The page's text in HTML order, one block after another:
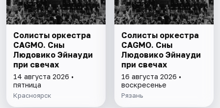
Солисты оркестра
CAGMO. Сны
Людовико Эйнауди
при свечах
14 августа 2026 •
пятница
Красноярск
Солисты оркестра
CAGMO. Сны
Людовико Эйнауди
при свечах
16 августа 2026 •
воскресенье
Рязань